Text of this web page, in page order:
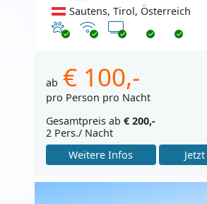
Sautens, Tirol, Österreich
Haustiere erlaubt
Internet
TV
ab € 100,-
pro Person pro Nacht
Gesamtpreis ab € 200,-
2 Pers./ Nacht
Weitere Infos